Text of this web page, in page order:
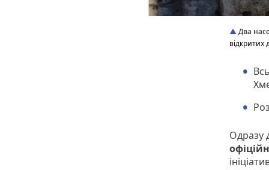
Два
відкритих
Одразу